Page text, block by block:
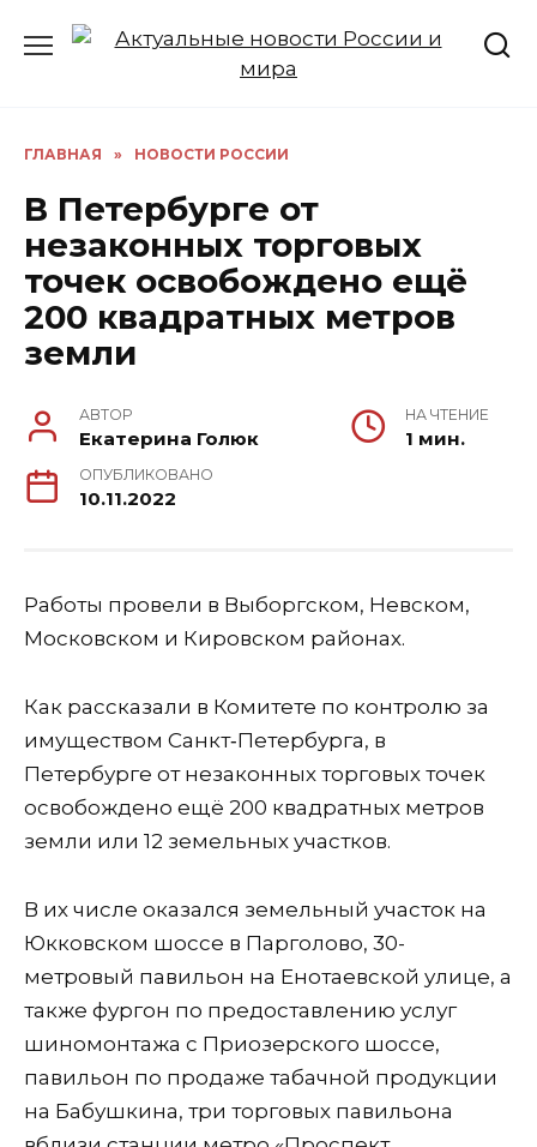
ГЛАВНАЯ » НОВОСТИ РОССИИ
В Петербурге от
незаконных торговых
точек освобождено ещё
200 квадратных метров
земли
АВТОР
Екатерина Голюк
НА ЧТЕНИЕ
1 мин.
ОПУБЛИКОВАНО
10.11.2022
Работы провели в Выборгском, Невском,
Московском и Кировском районах.
Как рассказали в Комитете по контролю за
имуществом Санкт‑Петербурга, в
Петербурге от незаконных торговых точек
освобождено ещё 200 квадратных метров
земли или 12 земельных участков.
В их числе оказался земельный участок на
Юкковском шоссе в Парголово, 30-
метровый павильон на Енотаевской улице, а
также фургон по предоставлению услуг
шиномонтажа с Приозерского шоссе,
павильон по продаже табачной продукции
на Бабушкина, три торговых павильона